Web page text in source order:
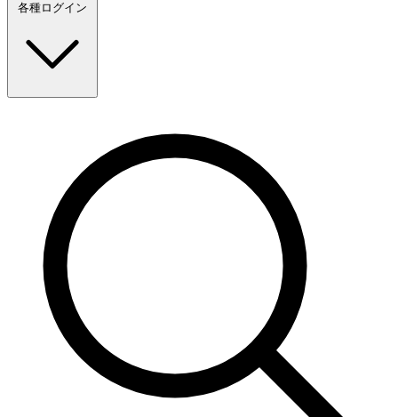
各種ログイン